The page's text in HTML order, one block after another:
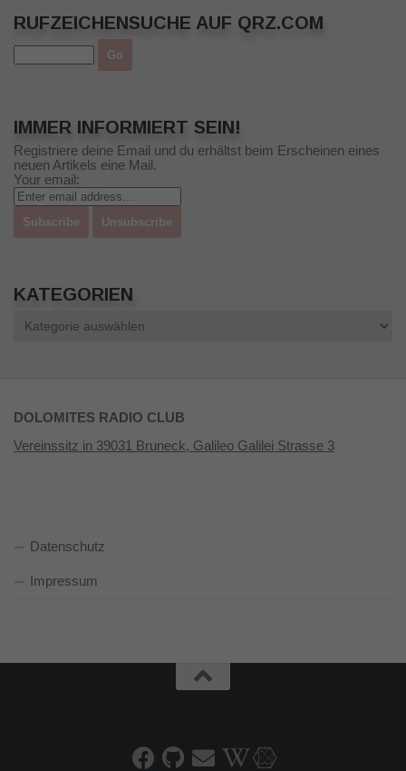
RUFZEICHENSUCHE AUF QRZ.COM
IMMER INFORMIERT SEIN!
Registriere deine Email und du erhältst beim Erscheinen eines
neuen Artikels eine Mail.
Your email:
KATEGORIEN
DOLOMITES RADIO CLUB
Vereinssitz in 39031 Bruneck, Galileo Galilei Strasse 3
Datenschutz
Impressum